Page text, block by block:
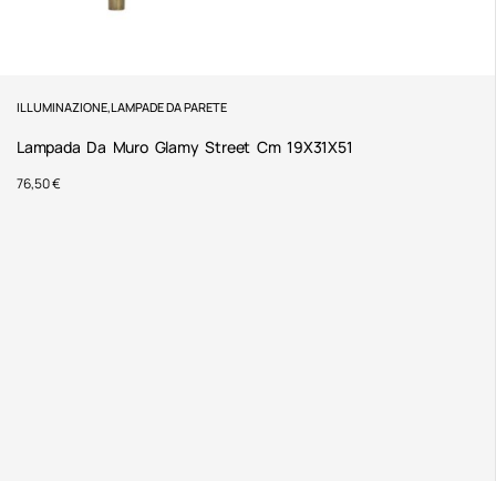
ILLUMINAZIONE,LAMPADE DA PARETE
Lampada Da Muro Glamy Street Cm 19X31X51
76,50€